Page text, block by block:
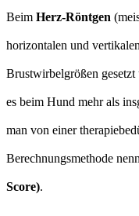
Beim Herz-Röntgen
horizontalen und
Brustwirbelgrößen gesetzt
es beim Hund mehr als
man von einer
Berechnungsmethode
Score).